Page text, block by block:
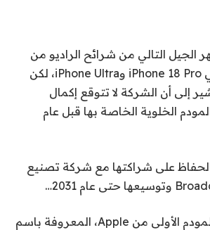
الجيل التالي من شرائح الراديو من
Apple لأول مرة في iPhone 18 Pro وiPhone Ultra، لكن
إلى أن الشركة لا تتوقع إكمال
الخلوية الخاصة بها قبل عام
على شراكتها مع شركة تصنيع
تم تقديم شريحة المودم الأولى من Apple، المعروفة باسم